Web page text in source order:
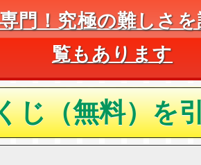
門！究極の難しさ
覧もあります